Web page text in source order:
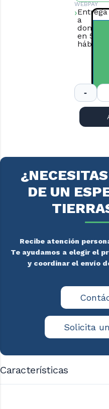
WEBPAY
Entrega
a
domicilio
en 5
hábiles.
DE UN
Recibe atención
Te ayudamos a elegir el
y coordinar el envío
Solicita
Características